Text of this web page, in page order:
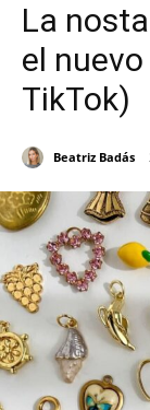
La
el
TikTok)
Beatriz Badás